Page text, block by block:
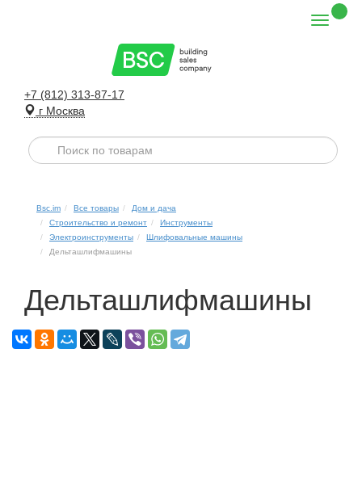
+7 (812) 313-87-17
г Москва
Bsc.im Все товары
Дом и дача
Строительство и ремонт
Инструменты
Электроинструменты
Шлифовальные машины
Дельташлифмашины
Дельташлифмашины